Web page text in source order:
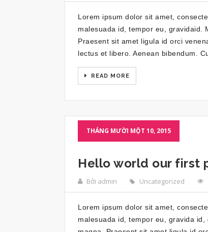
Lorem ipsum dolor sit amet,
malesuada id, tempor eu, gravidaid.
Praesent sit amet ligula id orci
lectus et libero. Aenean bibendum.
READ MORE
THÁNG MƯỜI MỘT 10, 2015
Hello world our first
Bởi admin Uncategorized
Lorem ipsum dolor sit amet,
malesuada id, tempor eu, gravida